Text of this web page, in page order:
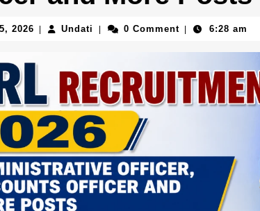
2026 July
Undati Undati0 Comment 6:28 am